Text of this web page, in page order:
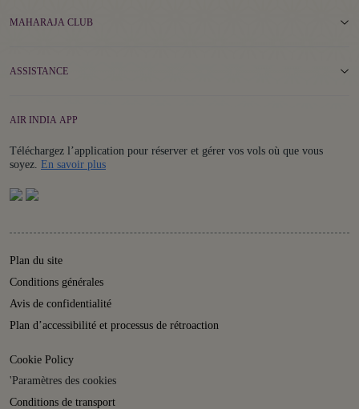
MAHARAJA CLUB
ASSISTANCE
AIR INDIA APP
Téléchargez l’application pour réserver et gérer vos vols où que vous
soyez. En savoir plusDetails
Plan du site
Conditions générales
Avis de confidentialité
Plan d’accessibilité et processus de rétroaction
Cookie Policy
'Paramètres des cookies
Conditions de transport